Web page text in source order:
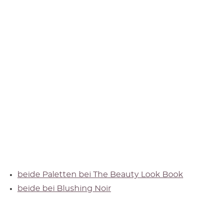
beide Paletten bei The Beauty Look Book
beide bei Blushing Noir